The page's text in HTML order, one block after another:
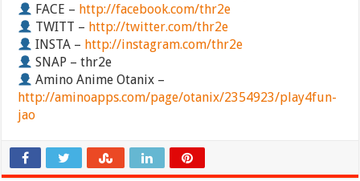
FACE – http://facebook.com/thr2e
TWITT – http://twitter.com/thr2e
INSTA – http://instagram.com/thr2e
SNAP – thr2e
Amino Anime Otanix –
http://aminoapps.com/page/otanix/2354923/play4fun-
jao